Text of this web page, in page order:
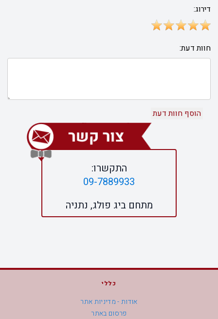
דירוג:
חוות דעת:
התקשרו:
09-7889933
מתחם ביג פולג, נתניה
כללי
אודות - מדיניות אתר
פרסום באתר